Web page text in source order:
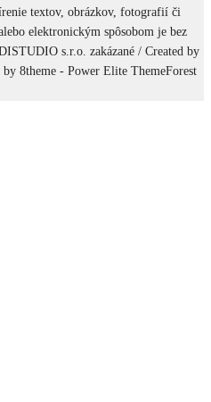
textov, obrázkov, fotografií či
elektronickým spôsobom je bez
s.r.o. zakázané / Created by
8theme - Power Elite ThemeForest